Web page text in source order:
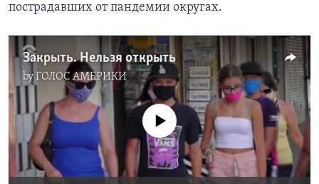
пострадавших от пандемии округах.
Закрыть. Нельзя открыть
byГОЛОС АМЕРИКИ
No media source currently available